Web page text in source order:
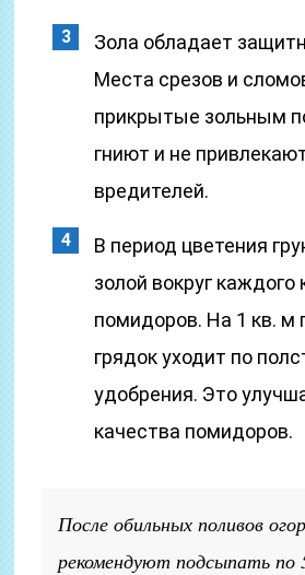
Зола обладает
Места срезов и
прикрытые зольным
гниют и не
вредителей.
В период цветения
золой вокруг каждого
помидоров. На 1 кв.
грядок уходит по
удобрения. Это
качества помидоров.
После обильных поливов
рекомендуют подсыпать по